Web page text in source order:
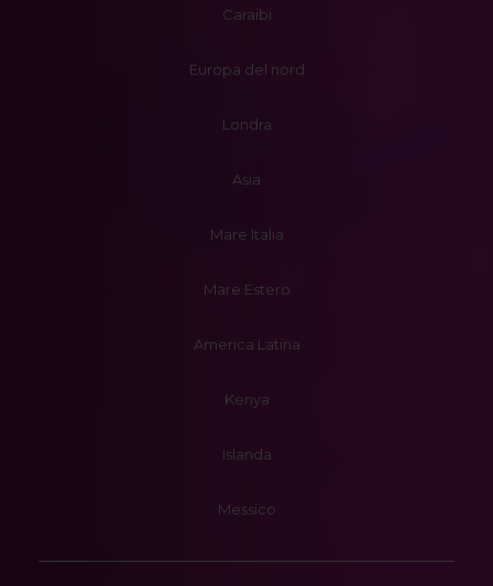
Caraibi
Europa del nord
Londra
Asia
Mare Italia
Mare Estero
America Latina
Kenya
Islanda
Messico